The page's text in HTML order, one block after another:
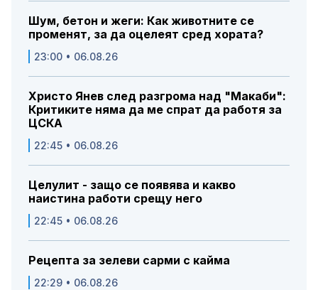
Шум, бетон и жеги: Как животните се
променят, за да оцелеят сред хората?
23:00 • 06.08.26
Христо Янев след разгрома над "Макаби":
Критиките няма да ме спрат да работя за
ЦСКА
22:45 • 06.08.26
Целулит - защо се появява и какво
наистина работи срещу него
22:45 • 06.08.26
Рецепта за зелеви сарми с кайма
22:29 • 06.08.26